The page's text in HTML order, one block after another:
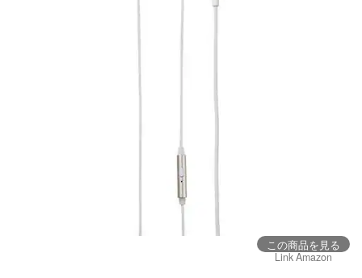
この商品を見る
Link Amazon